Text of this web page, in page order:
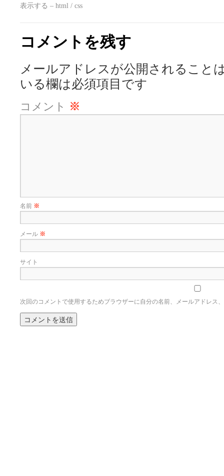
表示する – html / css
コメントを残す
メールアドレスが公開されること
いる欄は必須項目です
コメント ※
名前 ※
メール ※
サイト
次回のコメントで使用するためブラウザーに自分の名前、メールアドレス